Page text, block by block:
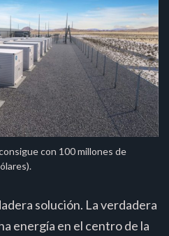
con 100 millones de
solución. La verdadera
energía en el centro de la